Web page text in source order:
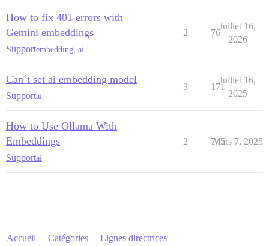
How to fix 401 errors with
Gemini embeddings
Supportembedding ai
2 76
Juillet 16,
2026
Can´t set ai embedding model
Supportai
3 171
Juillet 16,
2025
How to Use Ollama With
Embeddings
Supportai
2 745
Mars 7, 2025
Accueil Catégories Lignes directrices